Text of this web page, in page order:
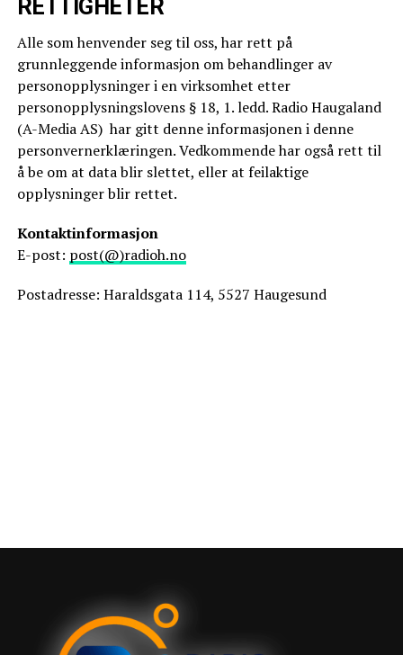
RETTIGHETER
Alle som henvender seg til oss, har rett på
grunnleggende informasjon om behandlinger av
personopplysninger i en virksomhet etter
personopplysningslovens § 18, 1. ledd. Radio Haugaland
(A-Media AS) har gitt denne informasjonen i denne
personvernerklæringen. Vedkommende har også rett til
å be om at data blir slettet, eller at feilaktige
opplysninger blir rettet.
Kontaktinformasjon
E-post: post(@)radioh.no
Postadresse: Haraldsgata 114, 5527 Haugesund